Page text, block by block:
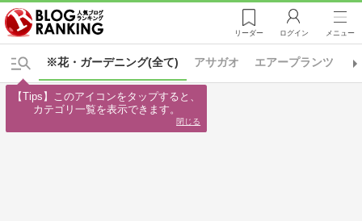
リーダー ログイン メニュー
※花・ガーデニング(全て) アサガオ エアープランツ
【Tips】このアイコンをタップすると、
カテゴリ一覧を表示できます。
閉じる